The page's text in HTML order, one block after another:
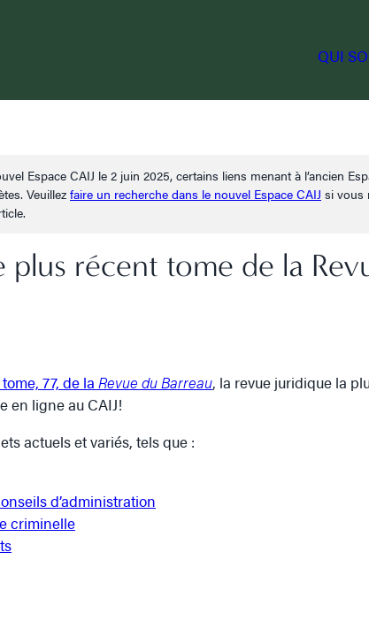
QUI
Espace CAIJ le 2 juin 2025, certains liens menant à l’ancien
Veuillez faire un recherche dans le nouvel Espace CAIJ si vous
récent tome de la
77, de la Revue du Barreau, la revue juridique la
en ligne au CAIJ!
actuels et variés, tels que :
d’administration
criminelle